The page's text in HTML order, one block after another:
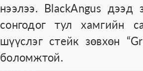
нээлээ. BlackAngus дээд
сонгодог тул хамгийн
шүүслэг стейк зөвхөн
боломжтой.